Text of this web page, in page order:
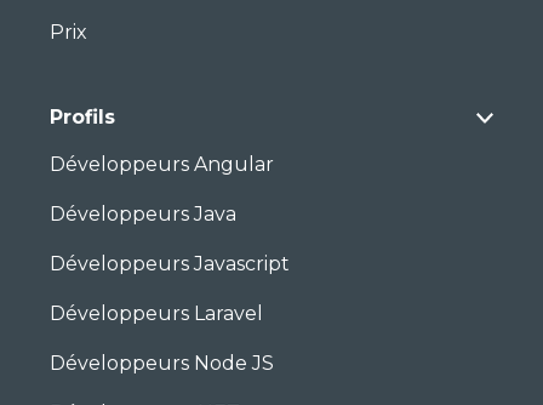
Prix
Profils
Développeurs Angular
Développeurs Java
Développeurs Javascript
Développeurs Laravel
Développeurs Node JS